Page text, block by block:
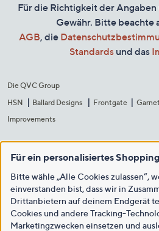
Für die Richtigkeit der
Gewähr. Bitte beachte
AGB, die
Standards und das
Die QVC Group
HSN
Ballard Designs Frontgate
Improvements
Für ein personalisiertes
Bitte wähle „Alle Cookies zulassen“,
einverstanden bist, dass wir in
Drittanbietern auf deinem Endgerät
Cookies und andere Tracking-
Marketingzwecken einsetzen und